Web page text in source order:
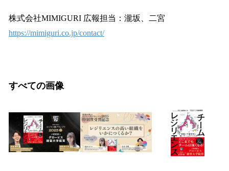
株式会社MIMIGURI 広報担当：瀧坂、二宮
https://mimiguri.co.jp/contact/
すべての画像